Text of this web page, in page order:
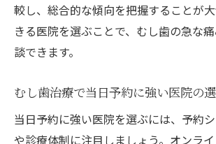
較し、総合的な傾向を把握することが
きる医院を選ぶことで、むし歯の急な
談できます。
むし歯治療で当日予約に強い医院の
当日予約に強い医院を選ぶには、予約
や診療体制に注目しましょう。オンラ